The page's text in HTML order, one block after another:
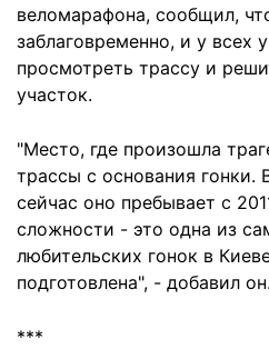
веломарафона, сообщил,
заблаговременно, и у всех
просмотреть трассу и
участок.
"Место, где произошла
трассы с основания гонки.
сейчас оно пребывает с
сложности - это одна из
любительских гонок в
подготовлена", - добавил он.
***